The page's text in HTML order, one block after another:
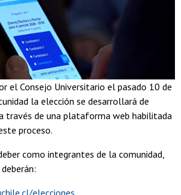
el Consejo Universitario el pasado 10 de
la elección se desarrollará de
través de una plataforma web habilitada
proceso.
como integrantes de la comunidad,